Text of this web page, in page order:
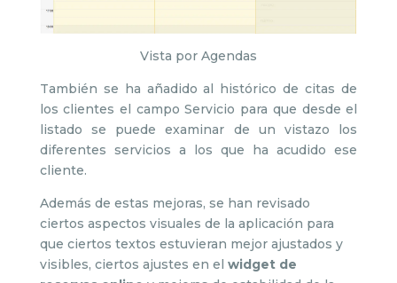
Vista por Agendas
También se ha añadido al histórico de citas de
los clientes el campo Servicio para que desde el
listado se puede examinar de un vistazo los
diferentes servicios a los que ha acudido ese
cliente.
Además de estas mejoras, se han revisado
ciertos aspectos visuales de la aplicación para
que ciertos textos estuvieran mejor ajustados y
visibles, ciertos ajustes en el widget de